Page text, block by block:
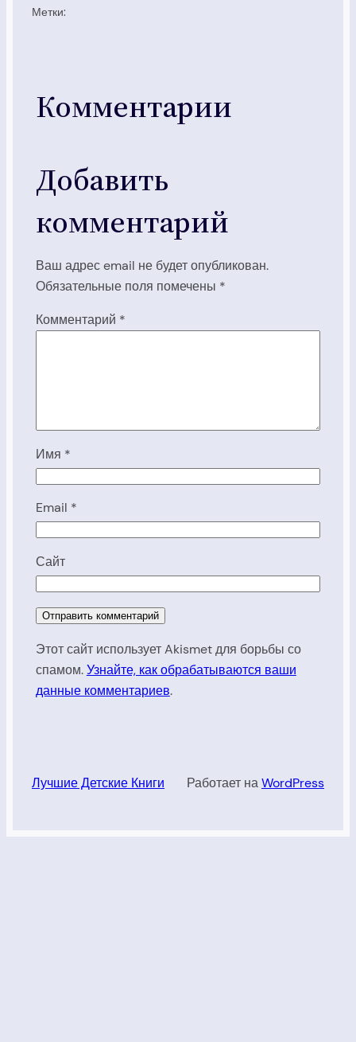
Метки:
Комментарии
Добавить
комментарий
Ваш адрес email не будет опубликован.
Обязательные поля помечены *
Комментарий *
Имя *
Email *
Сайт
Этот сайт использует Akismet для борьбы со
спамом.Узнайте, как обрабатываются ваши
данные комментариев.
Лучшие Детские Книги Работает наWordPress